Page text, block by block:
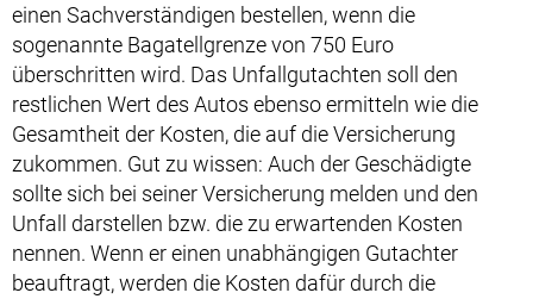
einen Sachverständigen bestellen, wenn die
sogenannte Bagatellgrenze von 750 Euro
überschritten wird. Das Unfallgutachten soll den
restlichen Wert des Autos ebenso ermitteln wie die
Gesamtheit der Kosten, die auf die Versicherung
zukommen. Gut zu wissen: Auch der Geschädigte
sollte sich bei seiner Versicherung melden und den
Unfall darstellen bzw. die zu erwartenden Kosten
nennen. Wenn er einen unabhängigen Gutachter
beauftragt, werden die Kosten dafür durch die